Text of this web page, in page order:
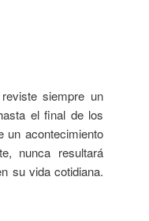
siempre un
el final de los
un acontecimiento
nunca resultará
su vida cotidiana.